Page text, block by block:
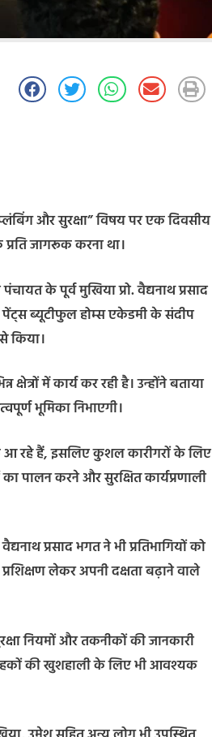
और सुरक्षा” विषय पर एक दिवसीय
जागरूक करना था।
के पूर्व मुखिया प्रो. वैद्यनाथ प्रसाद
पेंट्स ब्यूटीफुल होम्स एकेडमी के संदीप
किया।
में कार्य कर रही है। उन्होंने बताया
भूमिका निभाएगी।
आ रहे हैं, इसलिए कुशल कारीगरों के लिए
पालन करने और सुरक्षित कार्यप्रणाली
प्रसाद भगत ने भी प्रतिभागियों को
लेकर अपनी दक्षता बढ़ाने वाले
नियमों और तकनीकों की जानकारी
की खुशहाली के लिए भी आवश्यक